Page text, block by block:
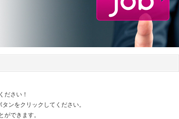
ださい！
ンをクリックしてください。
できます。